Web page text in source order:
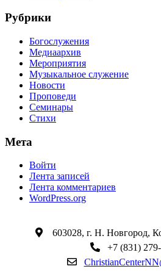
Рубрики
Богослужения
Медиаархив
Мероприятия
Музыкальное служение
Новости
Проповеди
Семинары
Стихи
Мета
Войти
Лента записей
Лента комментариев
WordPress.org
603028, г. Н. Новгород,
+7 (831) 279-